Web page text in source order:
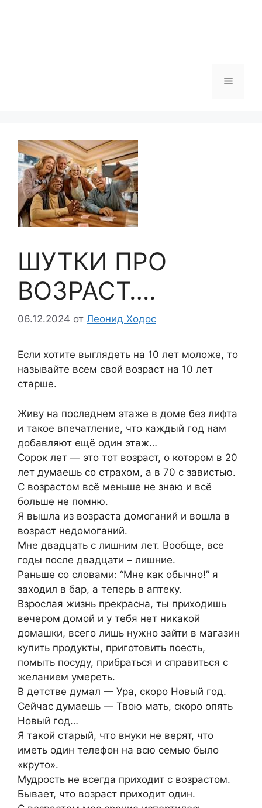
Меню
ШУТКИ ПРО
ВОЗРАСТ….
06.12.2024 от Леонид Ходос
Если хотите выглядеть на 10 лет моложе, то
называйте всем свой возраст на 10 лет
старше.
Живу на последнем этаже в доме без лифта
и такое впечатление, что каждый год нам
добавляют ещё один этаж…
Сорок лет — это тот возраст, о котором в 20
лет думаешь со страхом, а в 70 с завистью.
С возрастом всё меньше не знаю и всё
больше не помню.
Я вышла из возраста домоганий и вошла в
возраст недомоганий.
Мне двадцать с лишним лет. Вообще, все
годы после двадцати – лишние.
Раньше со словами: “Мне как обычно!” я
заходил в бар, а теперь в аптеку.
Взрослая жизнь прекрасна, ты приходишь
вечером домой и у тебя нет никакой
домашки, всего лишь нужно зайти в магазин
купить продукты, приготовить поесть,
помыть посуду, прибраться и справиться с
желанием умереть.
В детстве думал — Ура, скоро Новый год.
Сейчас думаешь — Твою мать, скоро опять
Новый год…
Я такой старый, что внуки не верят, что
иметь один телефон на всю семью было
«круто».
Мудрость не всегда приходит с возрастом.
Бывает, что возраст приходит один.